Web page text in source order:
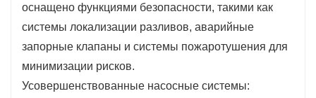
оснащено функциями безопасности, такими как
системы локализации разливов, аварийные
запорные клапаны и системы пожаротушения для
минимизации рисков.
Усовершенствованные насосные системы: